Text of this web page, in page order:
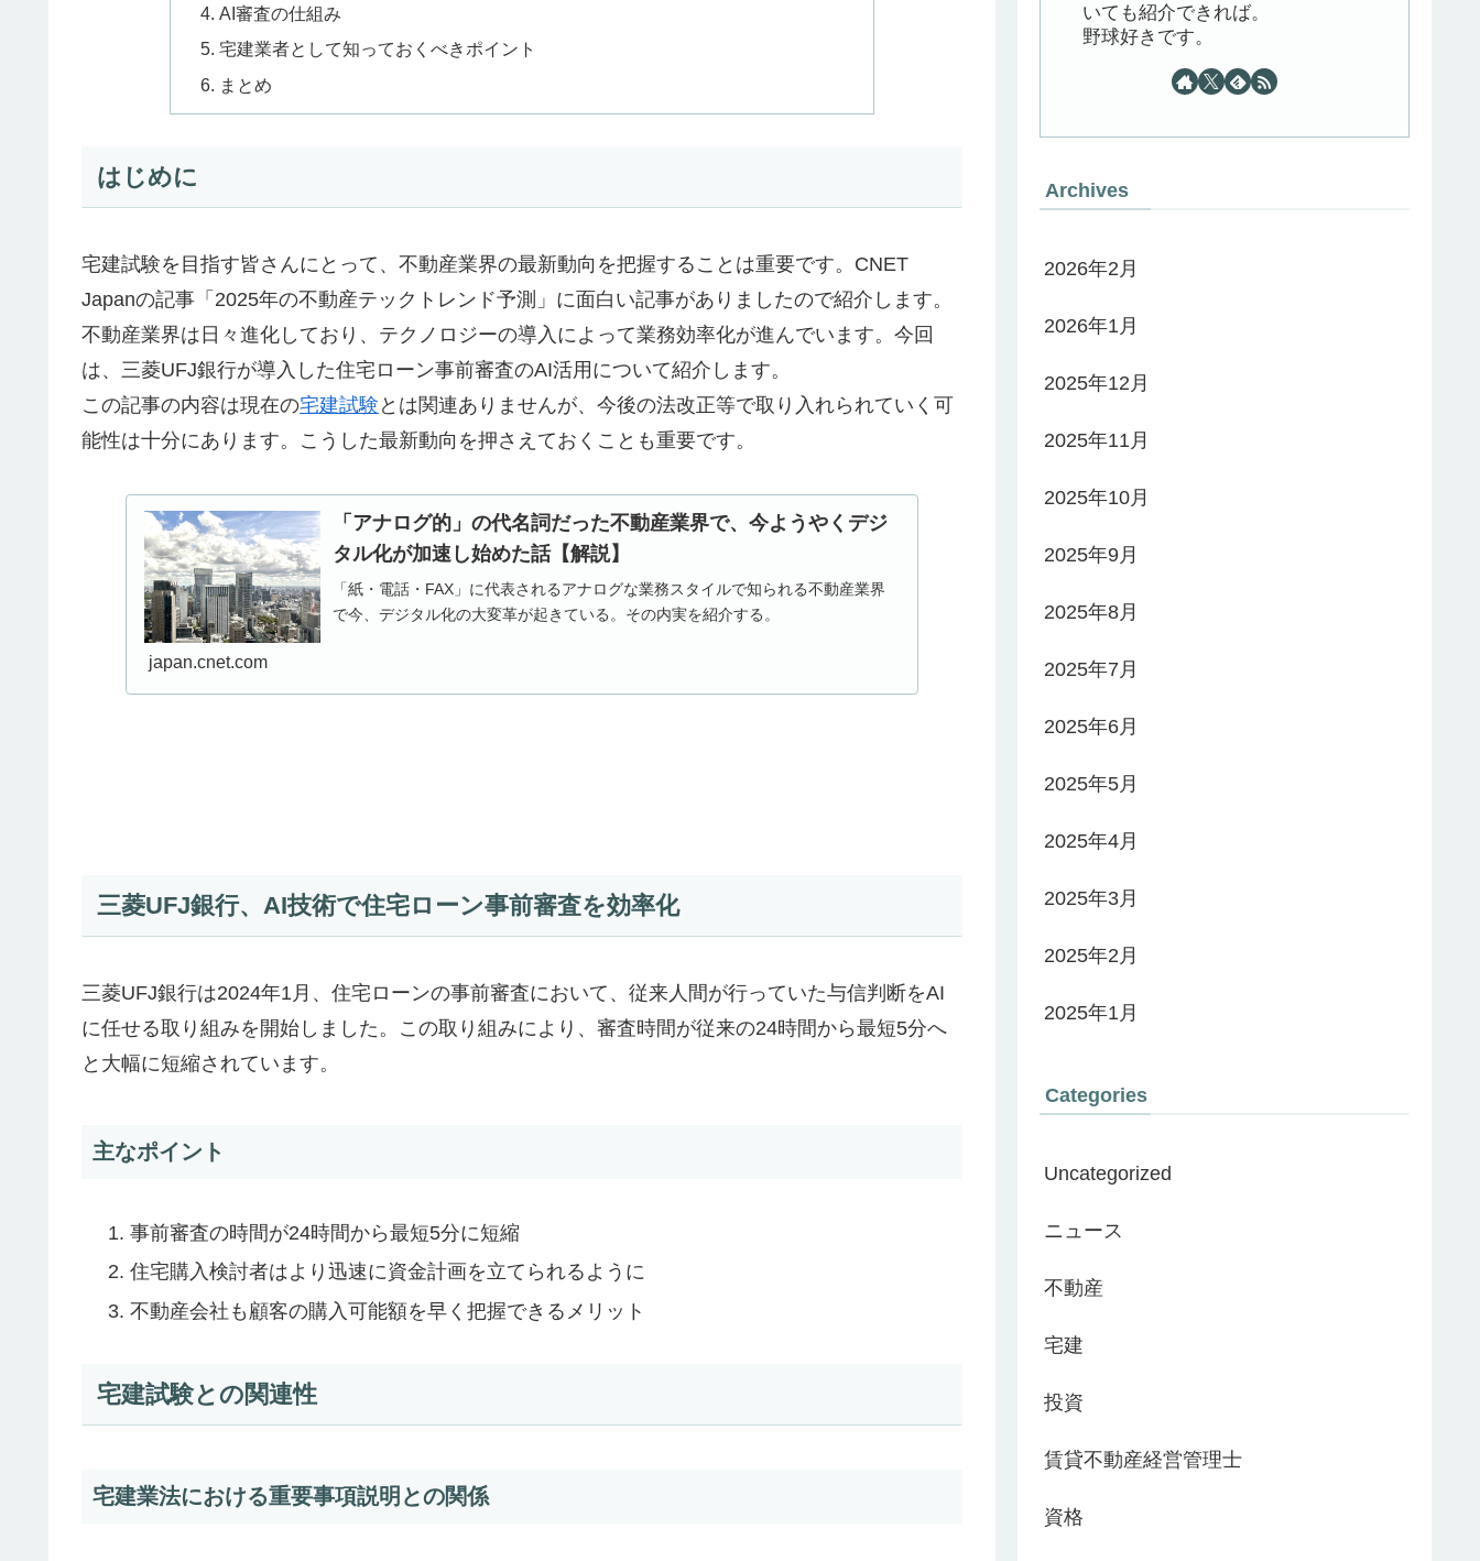
AI審査の仕組み
宅建業者として知っておくべきポイント
まとめ
はじめに
宅建試験を目指す皆さんにとって、不動産業界の最新動向を把握することは重要です。CNET
Japanの記事「2025年の不動産テックトレンド予測」に面白い記事がありましたので紹介します。
不動産業界は日々進化しており、テクノロジーの導入によって業務効率化が進んでいます。今回
は、三菱UFJ銀行が導入した住宅ローン事前審査のAI活用について紹介します。
この記事の内容は現在の宅建試験 とは関連ありませんが、今後の法改正等で取り入れられていく可
能性は十分にあります。こうした最新動向を押さえておくことも重要です。
「アナログ的」の代名詞だった不動産業界で、今ようやくデジ
タル化が加速し始めた話【解説】
「紙・電話・FAX」に代表されるアナログな業務スタイルで知られる不動産業界
で今、デジタル化の大変革が起きている。その内実を紹介する。
japan.cnet.com
三菱UFJ銀行、AI技術で住宅ローン事前審査を効率化
三菱UFJ銀行は2024年1月、住宅ローンの事前審査において、従来人間が行っていた与信判断をAI
に任せる取り組みを開始しました。この取り組みにより、審査時間が従来の24時間から最短5分へ
と大幅に短縮されています。
主なポイント
事前審査の時間が24時間から最短5分に短縮
住宅購入検討者はより迅速に資金計画を立てられるように
不動産会社も顧客の購入可能額を早く把握できるメリット
宅建試験との関連性
宅建業法における重要事項説明との関係
いても紹介できれば。
野球好きです。
Archives
2026年2月
2026年1月
2025年12月
2025年11月
2025年10月
2025年9月
2025年8月
2025年7月
2025年6月
2025年5月
2025年4月
2025年3月
2025年2月
2025年1月
Categories
Uncategorized
ニュース
不動産
宅建
投資
賃貸不動産経営管理士
資格